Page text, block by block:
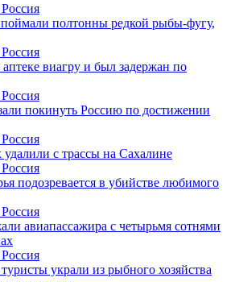
полтонны редкой рыбы-фугу,
виагру и был задержан по
покинуть Россию по достижении
с трассы на Сахалине
подозревается в убийстве любимого
авиапассажира с четырьмя сотнями
украли из рыбного хозяйства